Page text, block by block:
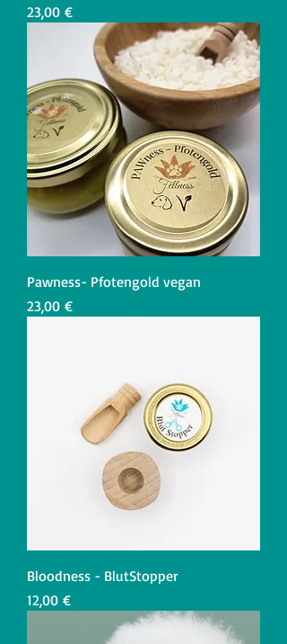
Preis
23,00 €
Pawness- Pfotengold vegan
Preis
23,00 €
Bloodness - BlutStopper
Preis
12,00 €